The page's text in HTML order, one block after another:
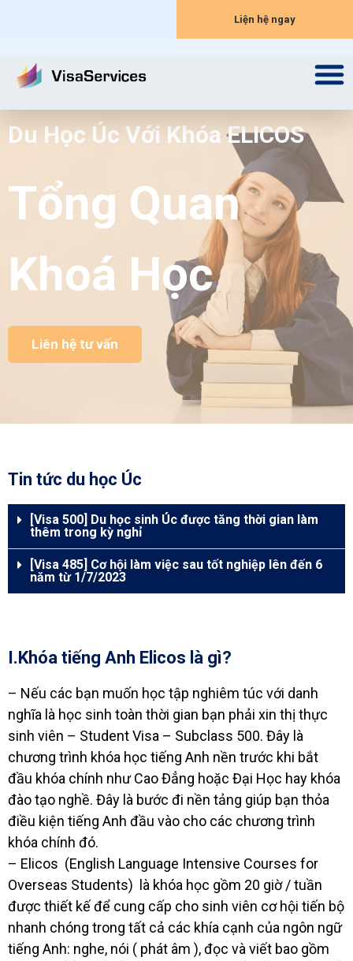
Liện hệ ngay
Du Học Úc Với Khóa ELICOS
Tổng Quan
Khoá Học
Liên hệ tư vấn
Tin tức du học Úc
[Visa 500] Du học sinh Úc được tăng thời gian làm
thêm trong kỳ nghỉ
[Visa 485] Cơ hội làm việc sau tốt nghiệp lên đến 6
năm từ 1/7/2023
I.Khóa tiếng Anh Elicos là gì?
– Nếu các bạn muốn học tập nghiêm túc với danh
nghĩa là học sinh toàn thời gian bạn phải xin thị thực
sinh viên – Student Visa – Subclass 500. Đây là
chương trình khóa học tiếng Anh nền trước khi bắt
đầu khóa chính như Cao Đẳng hoặc Đại Học hay khóa
đào tạo nghề. Đây là bước đi nền tảng giúp bạn thỏa
điều kiện tiếng Anh đầu vào cho các chương trình
khóa chính đó.
– Elicos (English Language Intensive Courses for
Overseas Students) là khóa học gồm 20 giờ / tuần
được thiết kế để cung cấp cho sinh viên cơ hội tiến bộ
nhanh chóng trong tất cả các khía cạnh của ngôn ngữ
tiếng Anh: nghe, nói ( phát âm ), đọc và viết bao gồm